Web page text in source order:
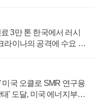
3만 톤 한국에서 러시
라이나의 공격에 수요 늘
미국 오클로 SMR 연구용
' 도달, 미국 에너지부